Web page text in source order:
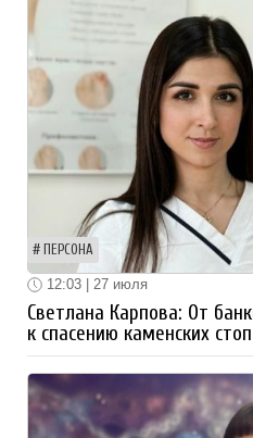
ПЕРСОНА
12:03 | 27 июля
Светлана Карпова: От
к спасению каменских стоп